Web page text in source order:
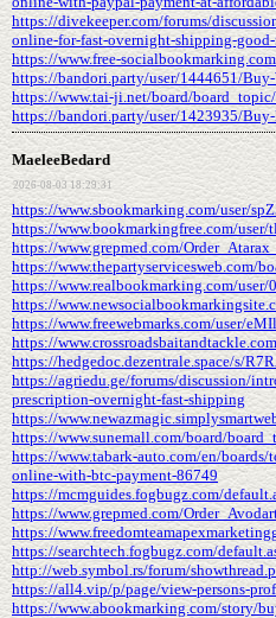
https://divekeeper.com/forums/
online-for-fast-overnight-shipping-
https://www.free-
https://bandori.party/user/1444651/
https://www.tai-ji.net/board/
https://bandori.party/user/1423935/
MaeleeBedard
2026-08-03 18:29:31
https://www.sbookmarking.com/user/
https://www.bookmarkingfree.com/
https://www.grepmed.com/
https://www.thepartyservicesweb.com/
https://www.realbookmarking.com/user/
https://
https://www.freewebmarks.com/user/
https://
https://hedgedoc.dezentrale.space/s/
https://agriedu.ge/forums/discussion/
prescription-overnight-fast-shipping
https://
https://www.sunemall.com/board/
https://www.tabark-auto.com/en/
online-with-btc-payment-86749
https://mcmguides.fogbugz.com/
https://www.grepmed.com/
https://
https://searchtech.fogbugz.com/
http://web.symbol.rs/forum/
https://all4.vip/p/page/view-persons-
https://www.abookmarking.com/story/